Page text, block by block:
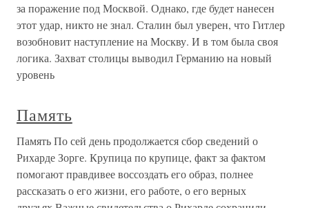
за поражение под Москвой. Однако, где будет нанесен
этот удар, никто не знал. Сталин был уверен, что Гитлер
возобновит наступление на Москву. И в том была своя
логика. Захват столицы выводил Германию на новый
уровень
Память
Память По сей день продолжается сбор сведений о
Рихарде Зорге. Крупица по крупице, факт за фактом
помогают правдивее воссоздать его образ, полнее
рассказать о его жизни, его работе, о его верных